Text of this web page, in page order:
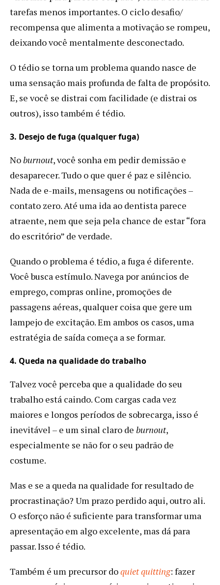
tarefas menos importantes. O ciclo desafio/
recompensa que alimenta a motivação se rompeu,
deixando você mentalmente desconectado.
O tédio se torna um problema quando nasce de
uma sensação mais profunda de falta de propósito.
E, se você se distrai com facilidade (e distrai os
outros), isso também é tédio.
3. Desejo de fuga (qualquer fuga)
Noburnout, você sonha em pedir demissão e
desaparecer. Tudo o que quer é paz e silêncio.
Nada de e-mails, mensagens ou notificações –
contato zero. Até uma ida ao dentista parece
atraente, nem que seja pela chance de estar “fora
do escritório” de verdade.
Quando o problema é tédio, a fuga é diferente.
Você busca estímulo. Navega por anúncios de
emprego, compras online, promoções de
passagens aéreas, qualquer coisa que gere um
lampejo de excitação. Em ambos os casos, uma
estratégia de saída começa a se formar.
4. Queda na qualidade do trabalho
Talvez você perceba que a qualidade do seu
trabalho está caindo. Com cargas cada vez
maiores e longos períodos de sobrecarga, isso é
inevitável – e um sinal claro de burnout,
especialmente se não for o seu padrão de
costume.
Mas e se a queda na qualidade for resultado de
procrastinação? Um prazo perdido aqui, outro ali.
O esforço não é suficiente para transformar uma
apresentação em algo excelente, mas dá para
passar. Isso é tédio.
Também é um precursor doquiet quitting: fazer